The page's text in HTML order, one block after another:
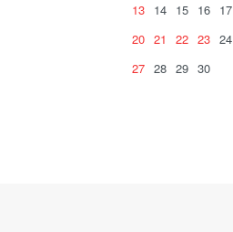
13 14 15 16 17
20 21 22 23 24
27 28 29 30